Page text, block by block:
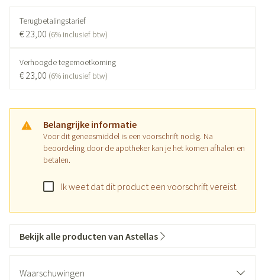
Terugbetalingstarief
€ 23,00 (6% inclusief btw)
Verhoogde tegemoetkoming
€ 23,00 (6% inclusief btw)
Belangrijke informatie
Voor dit geneesmiddel is een voorschrift nodig. Na
beoordeling door de apotheker kan je het komen afhalen en
betalen.
Ik weet dat dit product een voorschrift vereist.
Bekijk alle producten van Astellas
Waarschuwingen